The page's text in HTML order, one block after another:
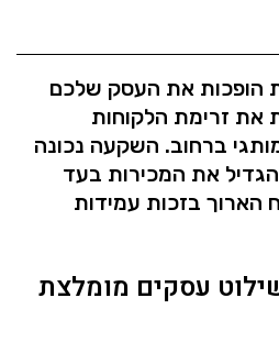
הופכות את העסק שלכם
את זרימת הלקוחות
ברחוב. השקעה נכונה
את המכירות בעד
הארוך בזכות עמידות
עסקים מומלצת